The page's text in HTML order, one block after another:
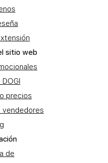
sitio web
precios
vendedores
de